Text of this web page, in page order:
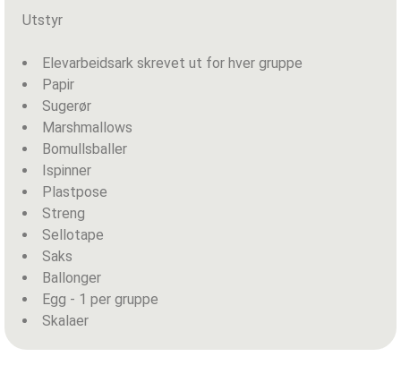
Utstyr
Elevarbeidsark skrevet ut for hver gruppe
Papir
Sugerør
Marshmallows
Bomullsballer
Ispinner
Plastpose
Streng
Sellotape
Saks
Ballonger
Egg - 1 per gruppe
Skalaer